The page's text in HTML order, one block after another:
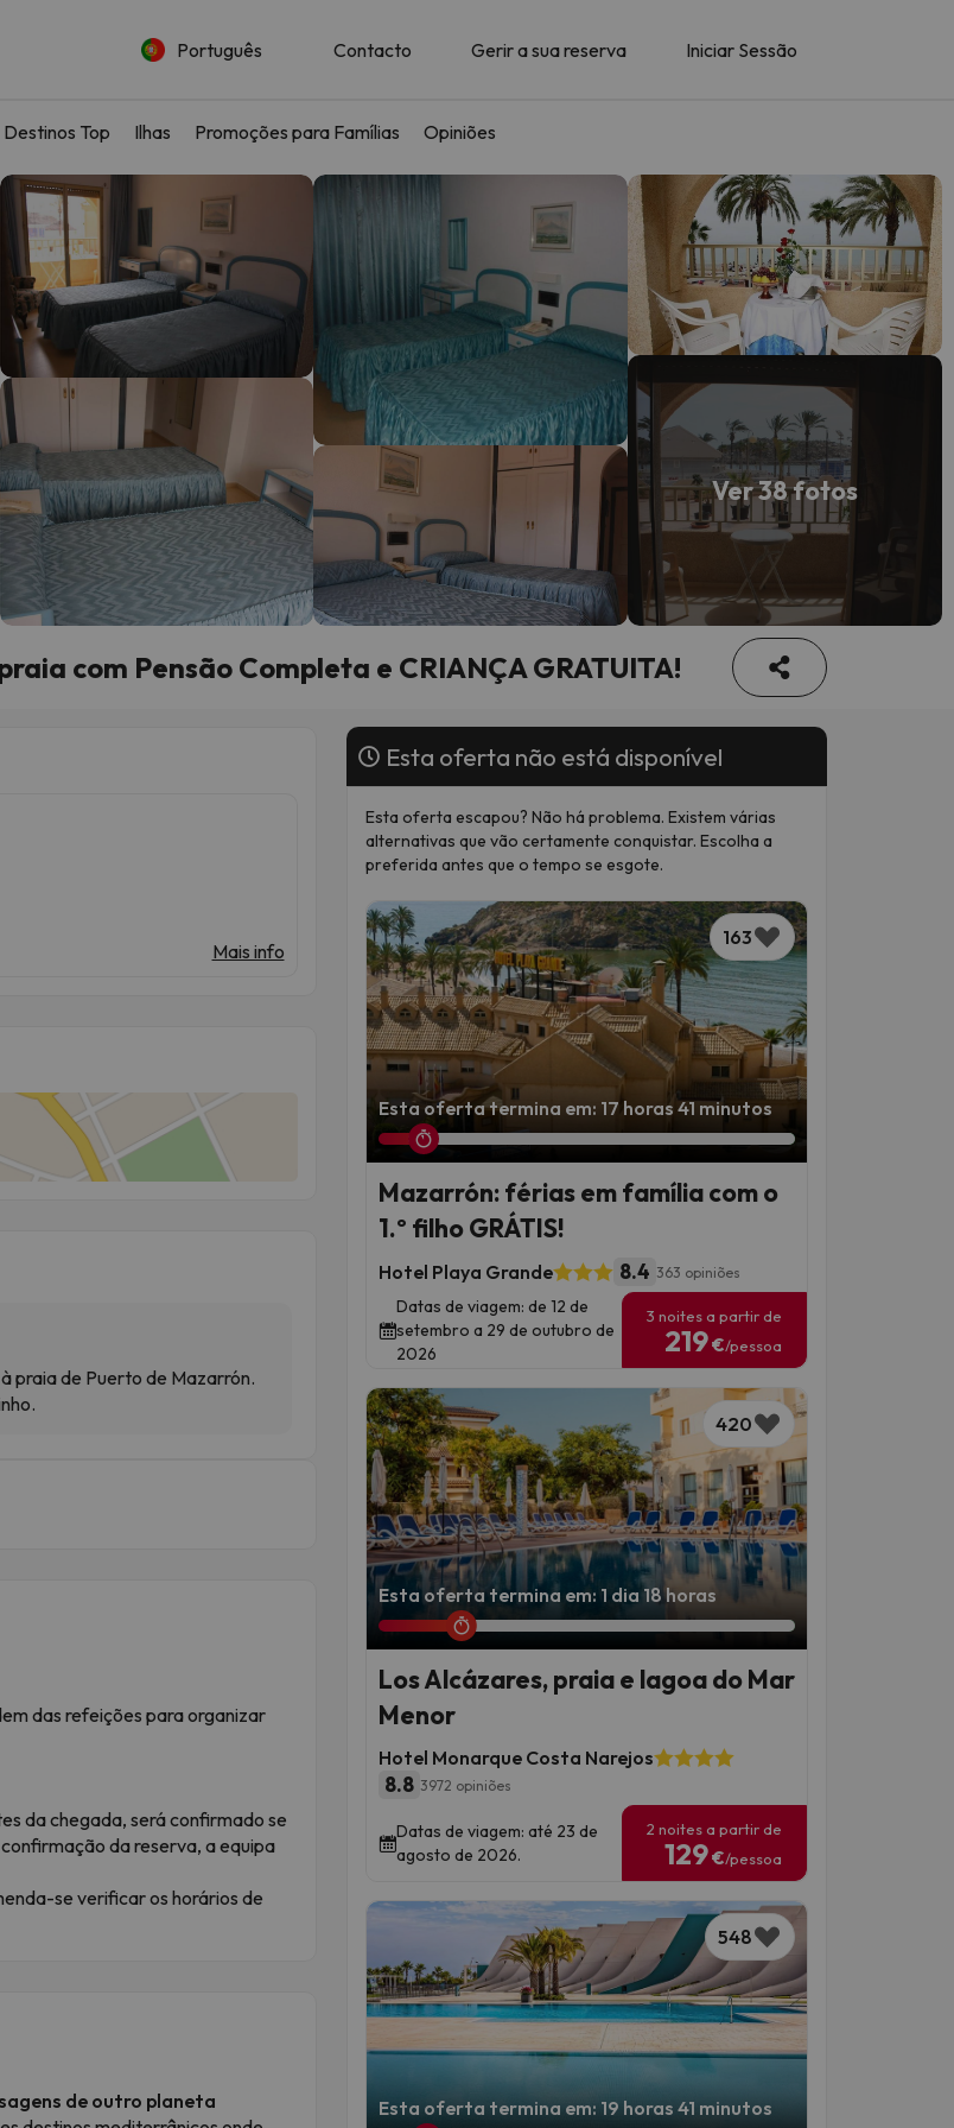
Português Contacto Gerir a sua reserva Iniciar Sessão
Destinos Top Ilhas Promoções para Famílias Opiniões
Ver 38 fotos
com Pensão Completa e CRIANÇA GRATUITA!
Mais info
praia de Puerto de Mazarrón.
das refeições para organizar
da chegada, será confirmado se
da reserva, a equipa
se verificar os horários de
de outro planeta
Esta oferta não está disponível
Esta oferta escapou? Não há problema. Existem várias
alternativas que vão certamente conquistar. Escolha a
preferida antes que o tempo se esgote.
163
Esta oferta termina em: 17 horas 41 minutos
Mazarrón: férias em família com o
1.º filho GRÁTIS!
Hotel Playa Grande 8.4 363 opiniões
Datas de viagem: de 12 de
setembro a 29 de outubro de
2026
3 noites a partir de
219€/pessoa
420
Esta oferta termina em: 1 dia 18 horas
Los Alcázares, praia e lagoa do Mar
Menor
Hotel Monarque Costa Narejos
8.8 3972 opiniões
Datas de viagem: até 23 de
agosto de 2026.
2 noites a partir de
129€/pessoa
548
Esta oferta termina em: 19 horas 41 minutos